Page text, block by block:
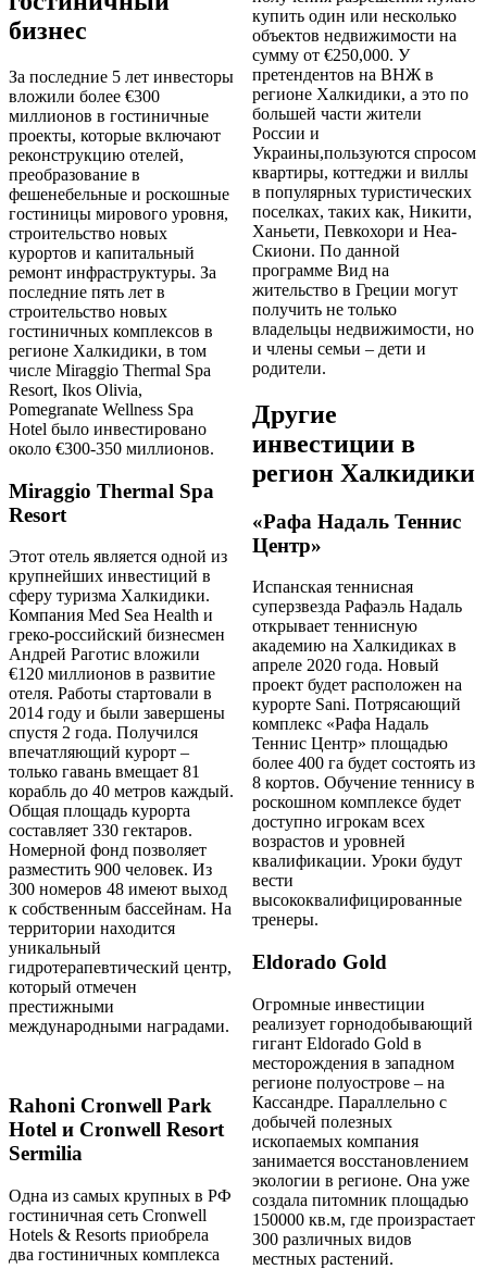
бизнес
За последние 5 лет инвесторы
вложили более €300
миллионов в гостиничные
проекты, которые включают
реконструкцию отелей,
преобразование в
фешенебельные и роскошные
гостиницы мирового уровня,
строительство новых
курортов и капитальный
ремонт инфраструктуры. За
последние пять лет в
строительство новых
гостиничных комплексов в
регионе Халкидики, в том
числе Miraggio Thermal Spa
Resort, Ikos Olivia,
Pomegranate Wellness Spa
Hotel было инвестировано
около €300-350 миллионов.
Miraggio Thermal Spa
Resort
Этот отель является одной из
крупнейших инвестиций в
сферу туризма Халкидики.
Компания Med Sea Health и
греко-российский бизнесмен
Андрей Раготис вложили
€120 миллионов в развитие
отеля. Работы стартовали в
2014 году и были завершены
спустя 2 года. Получился
впечатляющий курорт –
только гавань вмещает 81
корабль до 40 метров каждый.
Общая площадь курорта
составляет 330 гектаров.
Номерной фонд позволяет
разместить 900 человек. Из
300 номеров 48 имеют выход
к собственным бассейнам. На
территории находится
уникальный
гидротерапевтический центр,
который отмечен
престижными
международными наградами.
Rahoni Cronwell Park
Hotel и Cronwell Resort
Sermilia
Одна из самых крупных в РФ
гостиничная сеть Cronwell
Hotels & Resorts приобрела
два гостиничных комплекса
купить один или несколько
объектов недвижимости на
сумму от €250,000. У
претендентов на ВНЖ в
регионе Халкидики, а это по
большей части жители
России и
Украины,пользуются спросом
квартиры, коттеджи и виллы
в популярных туристических
поселках, таких как, Никити,
Ханьети, Певкохори и Неа-
Скиони. По данной
программе Вид на
жительство в Греции могут
получить не только
владельцы недвижимости, но
и члены семьи – дети и
родители.
Другие
инвестиции в
регион Халкидики
«Рафа Надаль Теннис
Центр»
Испанская теннисная
суперзвезда Рафаэль Надаль
открывает теннисную
академию на Халкидиках в
апреле 2020 года. Новый
проект будет расположен на
курорте Sani. Потрясающий
комплекс «Рафа Надаль
Теннис Центр» площадью
более 400 га будет состоять из
8 кортов. Обучение теннису в
роскошном комплексе будет
доступно игрокам всех
возрастов и уровней
квалификации. Уроки будут
вести
высококвалифицированные
тренеры.
Eldorado Gold
Огромные инвестиции
реализует горнодобывающий
гигант Eldorado Gold в
месторождения в западном
регионе полуострове – на
Кассандре. Параллельно с
добычей полезных
ископаемых компания
занимается восстановлением
экологии в регионе. Она уже
создала питомник площадью
150000 кв.м, где произрастает
300 различных видов
местных растений.